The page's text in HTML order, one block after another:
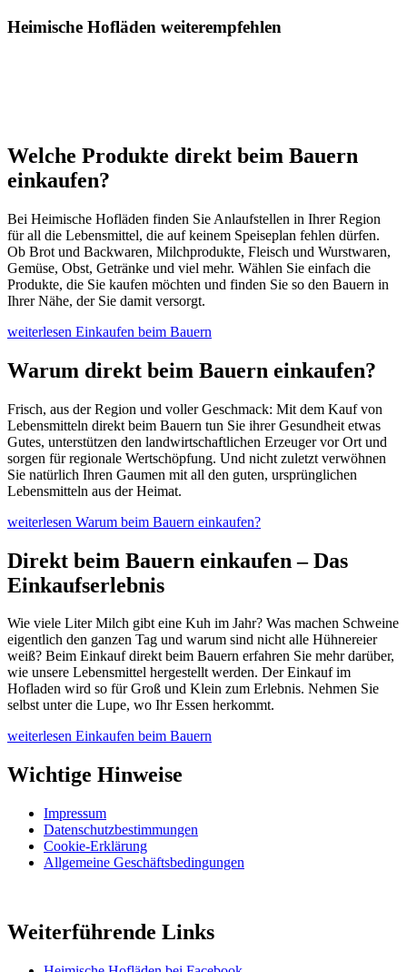
Heimische Hofläden weiterempfehlen
Welche Produkte direkt beim Bauern
einkaufen?
Bei Heimische Hofläden finden Sie Anlaufstellen in Ihrer Region
für all die Lebensmittel, die auf keinem Speiseplan fehlen dürfen.
Ob Brot und Backwaren, Milchprodukte, Fleisch und Wurstwaren,
Gemüse, Obst, Getränke und viel mehr. Wählen Sie einfach die
Produkte, die Sie kaufen möchten und finden Sie so den Bauern in
Ihrer Nähe, der Sie damit versorgt.
weiterlesen Einkaufen beim Bauern
Warum direkt beim Bauern einkaufen?
Frisch, aus der Region und voller Geschmack: Mit dem Kauf von
Lebensmitteln direkt beim Bauern tun Sie ihrer Gesundheit etwas
Gutes, unterstützen den landwirtschaftlichen Erzeuger vor Ort und
sorgen für regionale Wertschöpfung. Und nicht zuletzt verwöhnen
Sie natürlich Ihren Gaumen mit all den guten, ursprünglichen
Lebensmitteln aus der Heimat.
weiterlesen Warum beim Bauern einkaufen?
Direkt beim Bauern einkaufen – Das
Einkaufserlebnis
Wie viele Liter Milch gibt eine Kuh im Jahr? Was machen Schweine
eigentlich den ganzen Tag und warum sind nicht alle Hühnereier
weiß? Beim Einkauf direkt beim Bauern erfahren Sie mehr darüber,
wie unsere Lebensmittel hergestellt werden. Der Einkauf im
Hofladen wird so für Groß und Klein zum Erlebnis. Nehmen Sie
selbst unter die Lupe, wo Ihr Essen herkommt.
weiterlesen Einkaufen beim Bauern
Wichtige Hinweise
Impressum
Datenschutzbestimmungen
Cookie-Erklärung
Allgemeine Geschäftsbedingungen
Weiterführende Links